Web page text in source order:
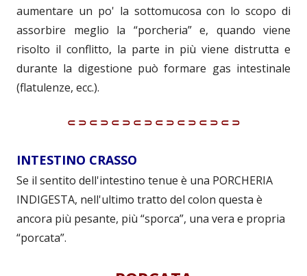
aumentare un po' la sottomucosa con lo scopo di
assorbire meglio la “porcheria” e, quando viene
risolto il conflitto, la parte in più viene distrutta e
durante la digestione può formare gas intestinale
(flatulenze, ecc.).
⸦⸧⸦⸧⸦⸧⸦⸧⸦⸧⸦⸧⸦⸧⸦⸧
INTESTINO CRASSO
Se il sentito dell'intestino tenue è una PORCHERIA
INDIGESTA, nell'ultimo tratto del colon questa è
ancora più pesante, più “sporca”, una vera e propria
“porcata”.